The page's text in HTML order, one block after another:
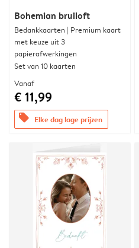
Bohemian bruiloft
Bedankkaarten | Premium kaart
met keuze uit 3
papierafwerkingen
Set van 10 kaarten
Vanaf
€ 11,99
offers Elke dag lage prijzen